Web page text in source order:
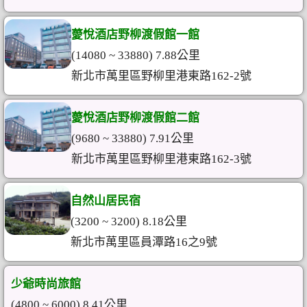
薆悅酒店野柳渡假館一館
(14080 ~ 33880) 7.88公里
新北市萬里區野柳里港東路162-2號
薆悅酒店野柳渡假館二館
(9680 ~ 33880) 7.91公里
新北市萬里區野柳里港東路162-3號
自然山居民宿
(3200 ~ 3200) 8.18公里
新北市萬里區員潭路16之9號
少爺時尚旅館